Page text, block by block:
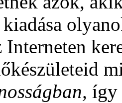
Interneten
így